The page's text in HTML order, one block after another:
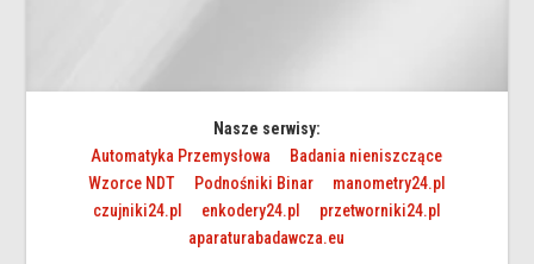
Nasze serwisy:
Automatyka Przemysłowa
Badania nieniszczące
Wzorce NDT
Podnośniki Binar
manometry24.pl
czujniki24.pl
enkodery24.pl
przetworniki24.pl
aparaturabadawcza.eu